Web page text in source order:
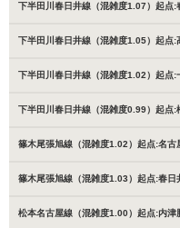
下半田川春日井線（混雑度1.07）起点
下半田川春日井線（混雑度1.05）起点
下半田川春日井線（混雑度1.02）起点
下半田川春日井線（混雑度0.99）起点
篠木尾張旭線（混雑度1.02）起点:名
篠木尾張旭線（混雑度1.03）起点:春
松本名古屋線（混雑度1.00）起点:内